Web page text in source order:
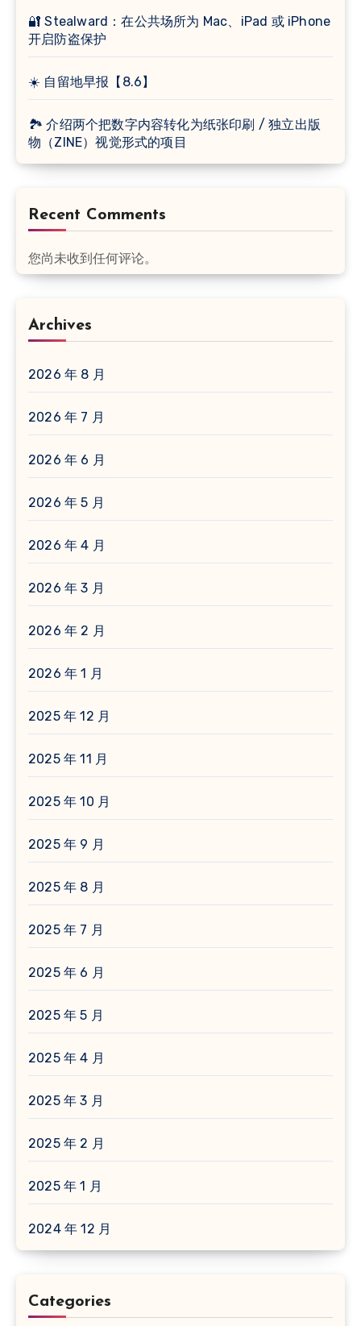
🔐 Stealward：在公共场所为 Mac、iPad 或 iPhone
开启防盗保护
☀️ 自留地早报【8.6】
🏞 介绍两个把数字内容转化为纸张印刷 / 独立出版
物（ZINE）视觉形式的项目
Recent Comments
您尚未收到任何评论。
Archives
2026 年 8 月
2026 年 7 月
2026 年 6 月
2026 年 5 月
2026 年 4 月
2026 年 3 月
2026 年 2 月
2026 年 1 月
2025 年 12 月
2025 年 11 月
2025 年 10 月
2025 年 9 月
2025 年 8 月
2025 年 7 月
2025 年 6 月
2025 年 5 月
2025 年 4 月
2025 年 3 月
2025 年 2 月
2025 年 1 月
2024 年 12 月
Categories